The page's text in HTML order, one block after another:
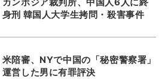
身刑 韓国人大学生拷問・殺害事件
米陪審、NYで中国の「秘密警察署」
運営した男に有罪評決